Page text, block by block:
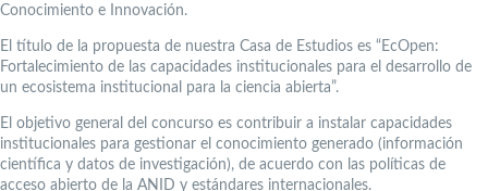
Conocimiento e Innovación.
El título de la propuesta de nuestra Casa de Estudios es “EcOpen:
Fortalecimiento de las capacidades institucionales para el desarrollo de
un ecosistema institucional para la ciencia abierta”.
El objetivo general del concurso es contribuir a instalar capacidades
institucionales para gestionar el conocimiento generado (información
científica y datos de investigación), de acuerdo con las políticas de
acceso abierto de la ANID y estándares internacionales.